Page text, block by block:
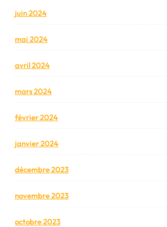
juin 2024
mai 2024
avril 2024
mars 2024
février 2024
janvier 2024
décembre 2023
novembre 2023
octobre 2023